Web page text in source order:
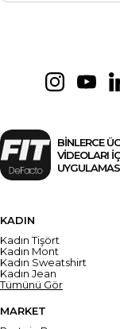
BİNLERCE
VİDEOLARI
KADIN
Kadın Tişört
Kadın Mont
Kadın Sweatshirt
Kadın Jean
Tümünü Gör
MARKET